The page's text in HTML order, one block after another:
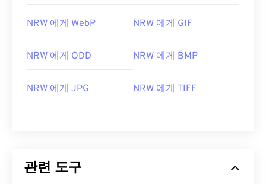
NRW 에게 WebP NRW 에게 GIF
NRW 에게 ODD NRW 에게 BMP
NRW 에게 JPG NRW 에게 TIFF
관련 도구